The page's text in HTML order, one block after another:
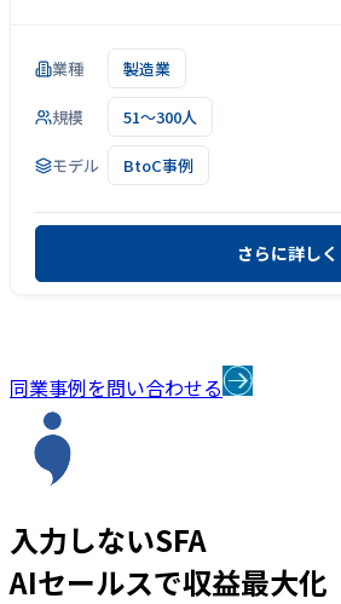
業種 製造業
規模 51～300人
モデル BtoC事例
さらに詳しく
同業事例を問い合わせる
入力しないSFA
AIセールスで収益最大化